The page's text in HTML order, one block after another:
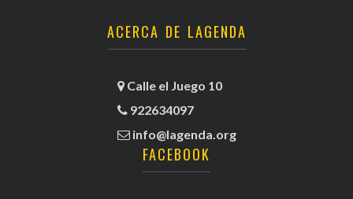
ACERCA DE LAGENDA
Calle el Juego 10
922634097
info@lagenda.org
FACEBOOK